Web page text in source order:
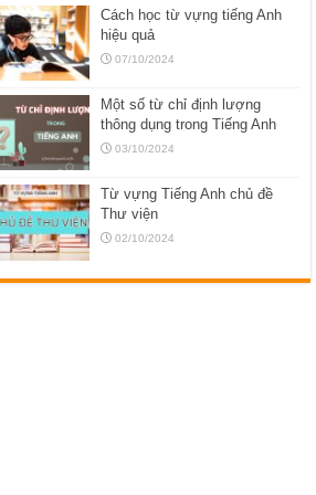
Cách học từ vựng tiếng Anh
hiệu quả
07/10/2024
Một số từ chỉ định lượng
thông dụng trong Tiếng Anh
03/10/2024
Từ vựng Tiếng Anh chủ đề
Thư viện
02/10/2024